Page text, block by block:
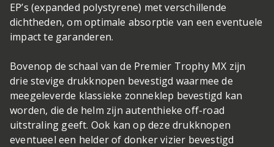
EP’s (expanded polystyrene) met verschillende
dichtheden, om optimale absorptie van een eventuele
impact te garanderen.
Bovenop de schaal van de Premier Trophy MX zijn
drie stevige drukknopen bevestigd waarmee de
meegeleverde klassieke zonneklep bevestigd kan
worden, die de helm zijn autenthieke off-road
uitstraling geeft. Ook kan op deze drukknopen
eventueel een helder of donker vizier bevestigd